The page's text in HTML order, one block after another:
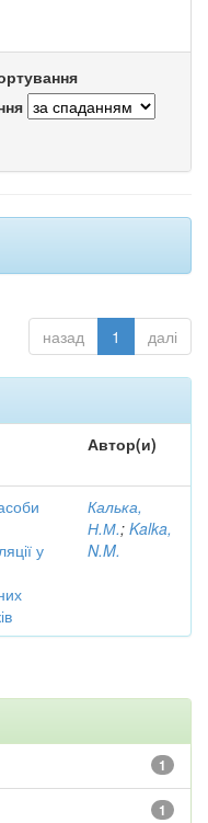
назад 1 далі
Автор(и)
у
Калька,
Н.М.; Kalka,
N.M.
1
1